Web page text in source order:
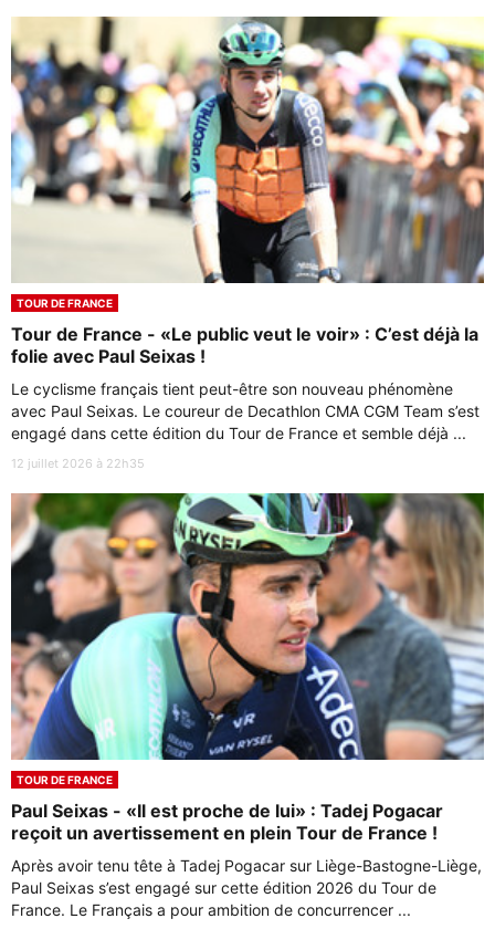
TOUR DE FRANCE
Tour de France - «Le public veut le voir» : C’est déjà la
folie avec Paul Seixas !
Le cyclisme français tient peut-être son nouveau phénomène
avec Paul Seixas. Le coureur de Decathlon CMA CGM Team s’est
engagé dans cette édition du Tour de France et semble déjà ...
12 juillet 2026 à 22h35
TOUR DE FRANCE
Paul Seixas - «Il est proche de lui» : Tadej Pogacar
reçoit un avertissement en plein Tour de France !
Après avoir tenu tête à Tadej Pogacar sur Liège-Bastogne-Liège,
Paul Seixas s’est engagé sur cette édition 2026 du Tour de
France. Le Français a pour ambition de concurrencer ...